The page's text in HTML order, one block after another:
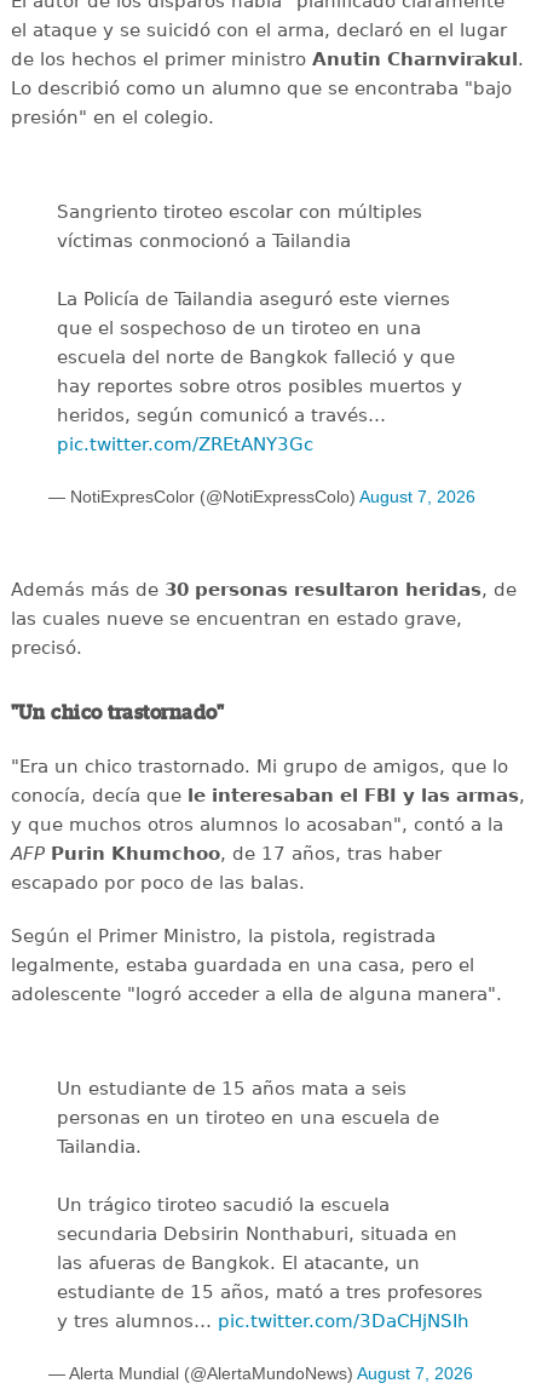
el ataque y se suicidó con el arma, declaró en el lugar
de los hechos el primer ministro Anutin Charnvirakul.
Lo describió como un alumno que se encontraba "bajo
presión" en el colegio.
Sangriento tiroteo escolar con múltiples
víctimas conmocionó a Tailandia
La Policía de Tailandia aseguró este viernes
que el sospechoso de un tiroteo en una
escuela del norte de Bangkok falleció y que
hay reportes sobre otros posibles muertos y
heridos, según comunicó a través…
pic.twitter.com/ZREtANY3Gc
— NotiExpresColor (@NotiExpressColo) August 7, 2026
Además más de 30 personas resultaron heridas, de
las cuales nueve se encuentran en estado grave,
precisó.
"Un chico trastornado"
"Era un chico trastornado. Mi grupo de amigos, que lo
conocía, decía que le interesaban el FBI y las armas,
y que muchos otros alumnos lo acosaban", contó a la
AFP Purin Khumchoo, de 17 años, tras haber
escapado por poco de las balas.
Según el Primer Ministro, la pistola, registrada
legalmente, estaba guardada en una casa, pero el
adolescente "logró acceder a ella de alguna manera".
Un estudiante de 15 años mata a seis
personas en un tiroteo en una escuela de
Tailandia.
Un trágico tiroteo sacudió la escuela
secundaria Debsirin Nonthaburi, situada en
las afueras de Bangkok. El atacante, un
estudiante de 15 años, mató a tres profesores
y tres alumnos… pic.twitter.com/3DaCHjNSIh
— Alerta Mundial (@AlertaMundoNews) August 7, 2026